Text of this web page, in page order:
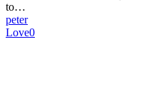
na
vodu
to…
peter
Love0